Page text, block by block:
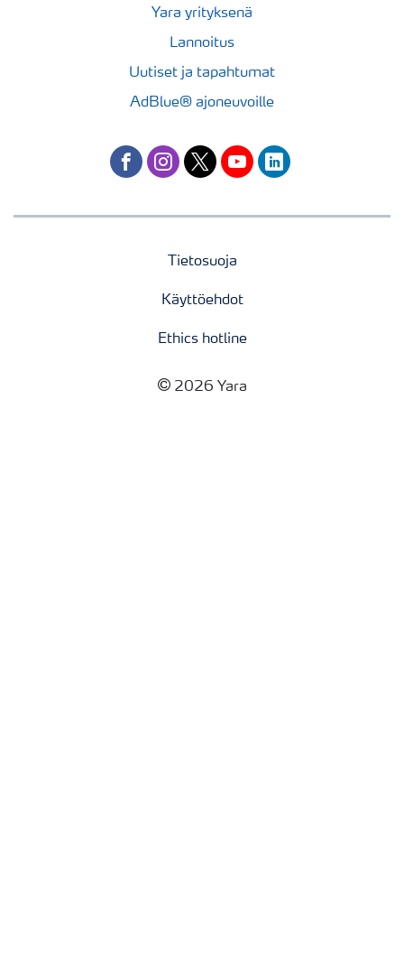
Yara yrityksenä
Lannoitus
Uutiset ja tapahtumat
AdBlue® ajoneuvoille
facebookinstagram
twitteryoutubelinkedin
Tietosuoja
Käyttöehdot
Ethics hotline
2026 Yara